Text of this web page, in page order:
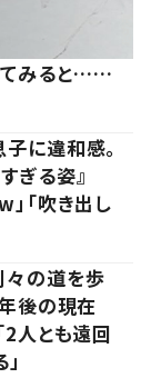
てみると……
に違和感。
ぎる姿』
「吹き出し
々の道を歩
後の現在
人とも遠回